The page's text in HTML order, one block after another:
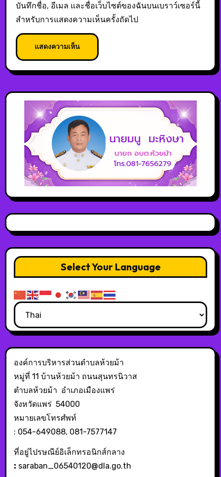
บันทึกชื่อ, อีเมล และชื่อเว็บไซต์ของฉันบนเบราว์เซอร์นี้
สำหรับการแสดงความเห็นครั้งถัดไป
Select Your Language
องค์การบริหารส่วนตำบลห้วยม้า
หมู่ที่ 11 บ้านห้วยม้า ถนนสุนทรนิวาส
ตำบลห้วยม้า อำเภอเมืองแพร่
จังหวัดแพร่ 54000
หมายเลขโทรศํพท์
: 054-649088, 081-7577147
ที่อยู่ไปรษณีย์อิเล็กทรอนิกส์กลาง
: saraban_06540120@dla.go.th